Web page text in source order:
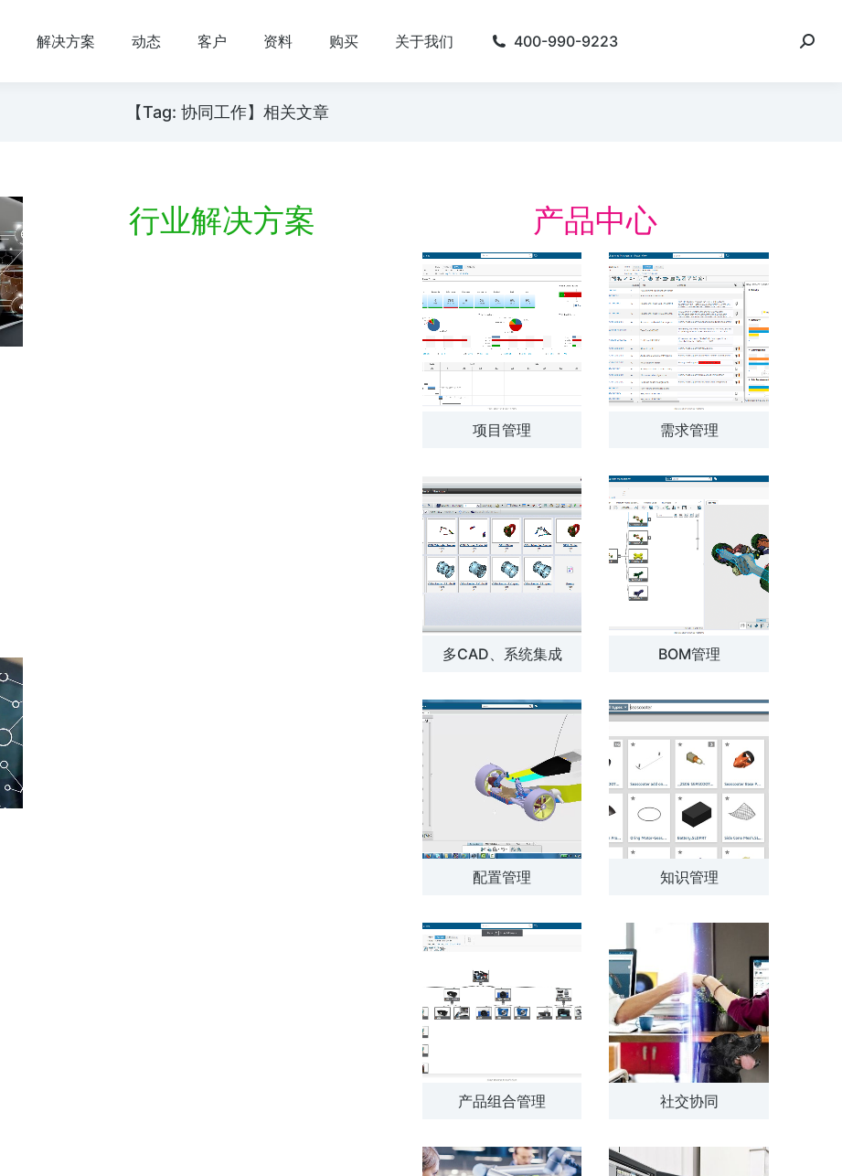
解决方案 动态 客户 资料 购买 关于我们 400-990-9223
【Tag: 协同工作】相关文章
行业解决方案 产品中心
项目管理 需求管理
多CAD、系统集成 BOM管理
配置管理 知识管理
产品组合管理 社交协同